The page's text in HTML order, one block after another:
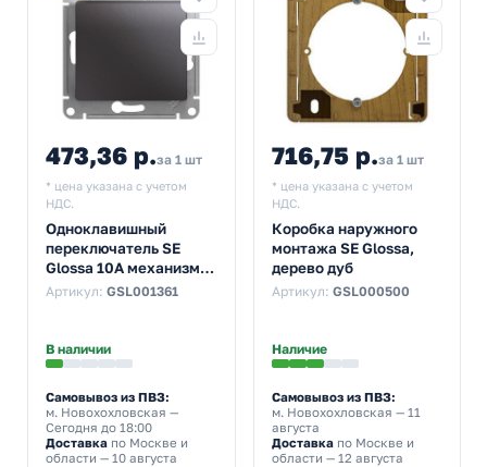
473,36 р.за 1 шт
* цена указана с учетом
НДС.
Одноклавишный
переключатель SE
Glossa 10A механизм,
графит
Артикул: GSL001361
В наличии
Самовывоз из ПВЗ:
м. Новохохловская —
Сегодня до 18:00
Доставка по Москве и
области — 10 августа
716,75 р.за 1 шт
* цена указана с учетом
НДС.
Коробка наружного
монтажа SE Glossa,
дерево дуб
Артикул: GSL000500
Наличие
Самовывоз из ПВЗ:
м. Новохохловская — 11
августа
Доставкапо Москве и
области — 12 августа